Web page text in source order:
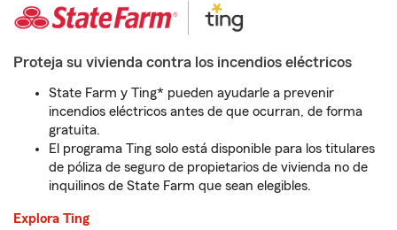
Proteja su vivienda contra los incendios eléctricos
State Farm y Ting* pueden ayudarle a prevenir
incendios eléctricos antes de que ocurran, de forma
gratuita.
El programa Ting solo está disponible para los titulares
de póliza de seguro de propietarios de vivienda no de
inquilinos de State Farm que sean elegibles.
Explora Ting